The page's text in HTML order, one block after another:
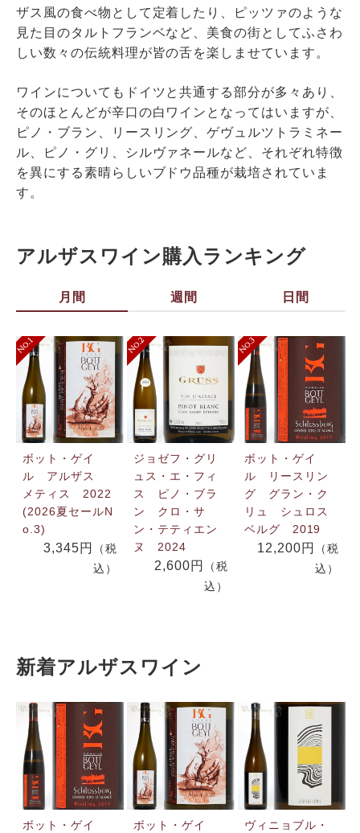
ザス風の食べ物として定着したり、ピッツァのような
見た目のタルトフランベなど、美食の街としてふさわ
しい数々の伝統料理が皆の舌を楽しませています。
ワインについてもドイツと共通する部分が多々あり、
そのほとんどが辛口の白ワインとなってはいますが、
ピノ・ブラン、リースリング、ゲヴュルツトラミネー
ル、ピノ・グリ、シルヴァネールなど、それぞれ特徴
を異にする素晴らしいブドウ品種が栽培されていま
す。
アルザスワイン購入ランキング
月間 週間 日間
ボット・ゲイ
ル アルザス
メティス 2022
(2026夏セールN
o.3)
3,345円
（税
込）
ジョゼフ・グリ
ュス・エ・フィ
ス ピノ・ブラ
ン クロ・サ
ン・テティエン
ヌ 2024
2,600円
（税
込）
ボット・ゲイ
ル リースリン
グ グラン・ク
リュ シュロス
ベルグ 2019
12,200円
（税
込）
新着アルザスワイン
ボット・ゲイ
ボット・ゲイ
ヴィニョブル・